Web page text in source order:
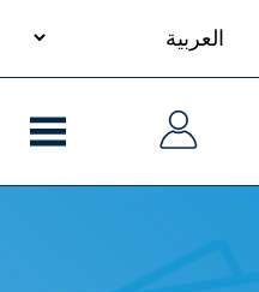
language